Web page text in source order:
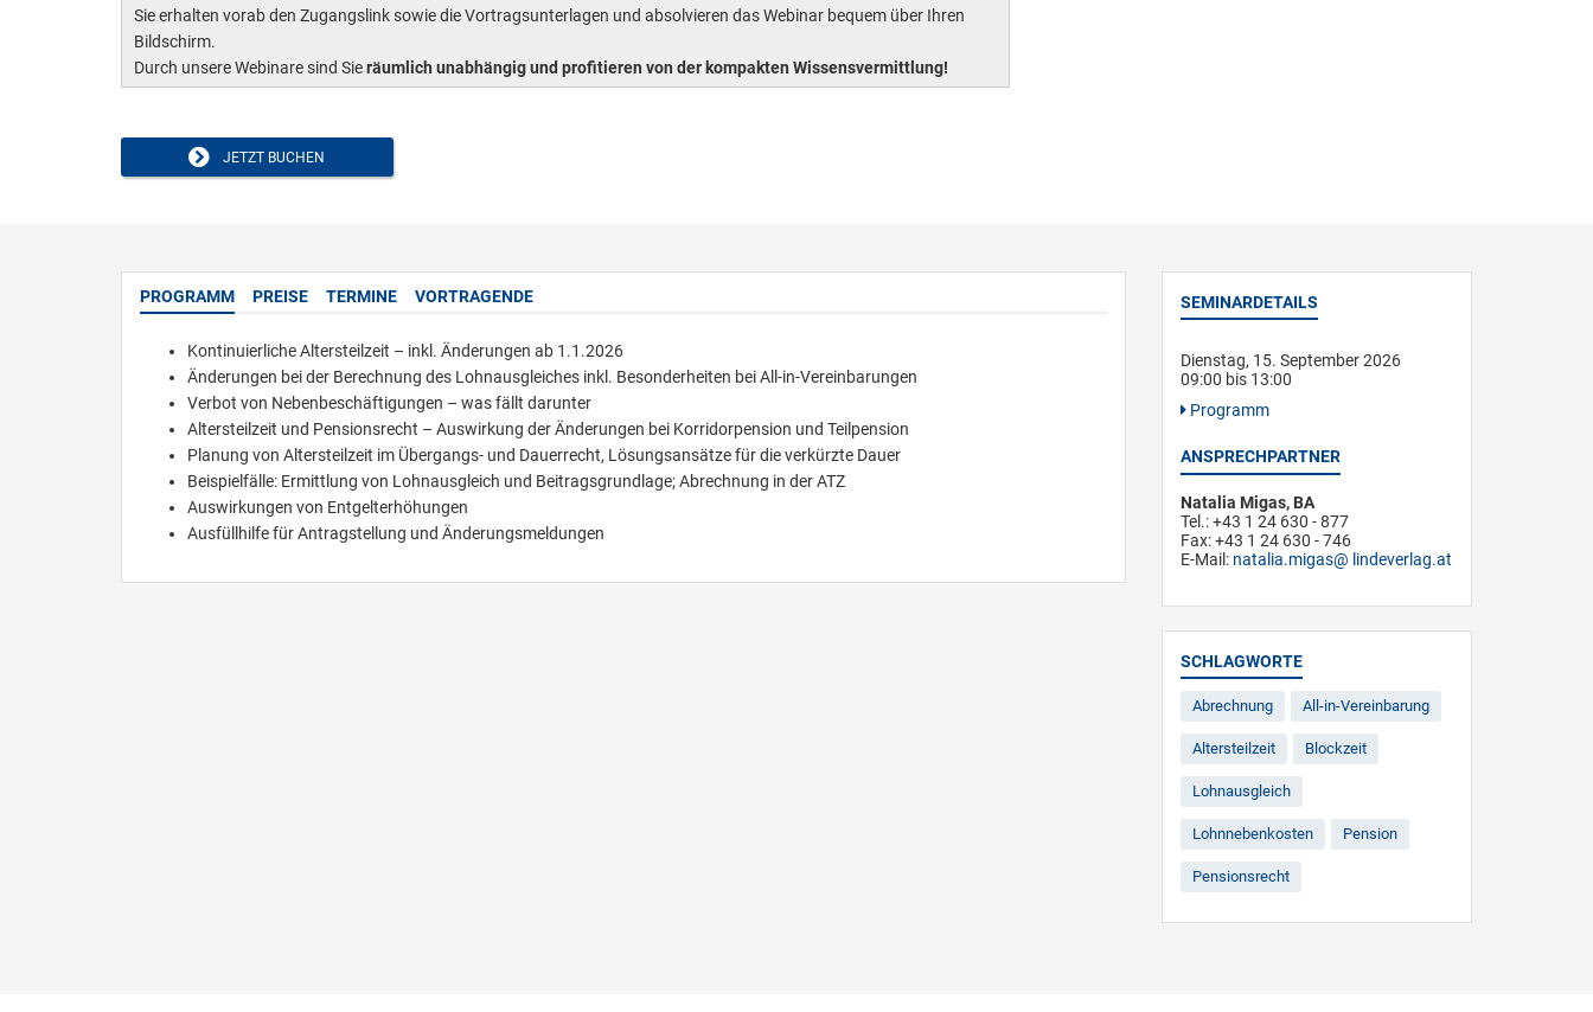
Sie erhalten vorab den Zugangslink sowie die Vortragsunterlagen und absolvieren das Webinar bequem über Ihren
Bildschirm.
Durch unsere Webinare sind Sieräumlich unabhängig und profitieren von der kompakten Wissensvermittlung!
JETZT BUCHEN
PROGRAMM PREISE TERMINE VORTRAGENDE
Kontinuierliche Altersteilzeit – inkl. Änderungen ab 1.1.2026
Änderungen bei der Berechnung des Lohnausgleiches inkl. Besonderheiten bei All-in-Vereinbarungen
Verbot von Nebenbeschäftigungen – was fällt darunter
Altersteilzeit und Pensionsrecht – Auswirkung der Änderungen bei Korridorpension und Teilpension
Planung von Altersteilzeit im Übergangs- und Dauerrecht, Lösungsansätze für die verkürzte Dauer
Beispielfälle: Ermittlung von Lohnausgleich und Beitragsgrundlage; Abrechnung in der ATZ
Auswirkungen von Entgelterhöhungen
Ausfüllhilfe für Antragstellung und Änderungsmeldungen
SEMINARDETAILS
Dienstag, 15. September 2026
09:00 bis 13:00
Programm
ANSPRECHPARTNER
Natalia Migas, BA
Tel.: +43 1 24 630 - 877
Fax: +43 1 24 630 - 746
E-Mail: natalia.migas lindeverlag.at
SCHLAGWORTE
Abrechnung All-in-Vereinbarung
Altersteilzeit Blockzeit
Lohnausgleich
Lohnnebenkosten Pension
Pensionsrecht